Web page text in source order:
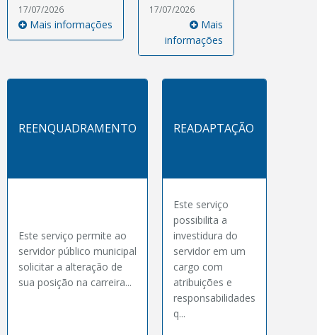
17/07/2026
Mais informações
17/07/2026
Mais
informações
REENQUADRAMENTO
Este serviço permite ao
servidor público municipal
solicitar a alteração de
sua posição na carreira...
READAPTAÇÃO
Este serviço
possibilita a
investidura do
servidor em um
cargo com
atribuições e
responsabilidades
q...